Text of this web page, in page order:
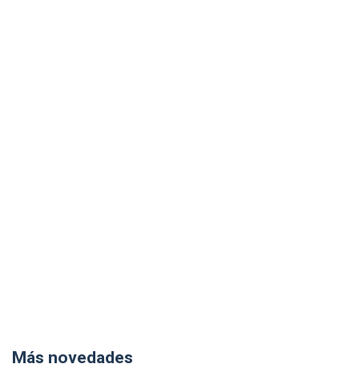
Más novedades